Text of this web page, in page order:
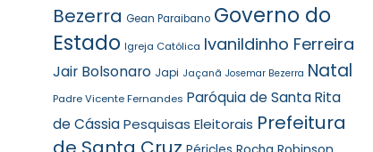
Bezerra Gean Paraibano Governo do
Estado Igreja Católica Ivanildinho Ferreira
Jair Bolsonaro Japi Jaçanã Josemar Bezerra Natal
Padre Vicente Fernandes Paróquia de Santa Rita
de Cássia Pesquisas Eleitorais Prefeitura